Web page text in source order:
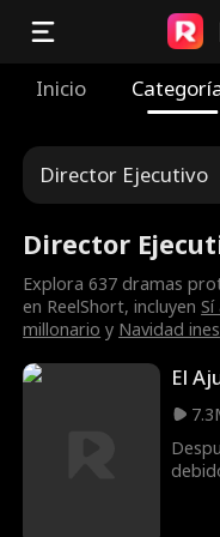
Inicio
Director Ejecutivo
Director
Explora 637 dramas
en ReelShort, incluyen
millonario y Navidad
El